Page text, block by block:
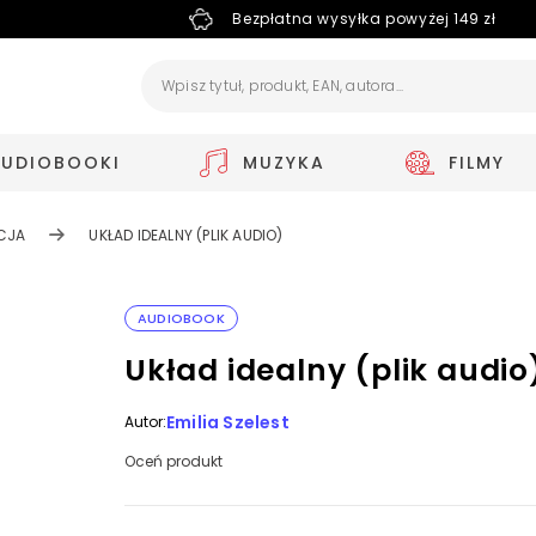
Bezpłatna wysyłka powyżej 149 zł
MUZYKA FILMY
UKŁAD IDEALNY (PLIK AUDIO)
AUDIOBOOK
Układ idealny (plik
Autor:Emilia Szelest
Oceń produkt